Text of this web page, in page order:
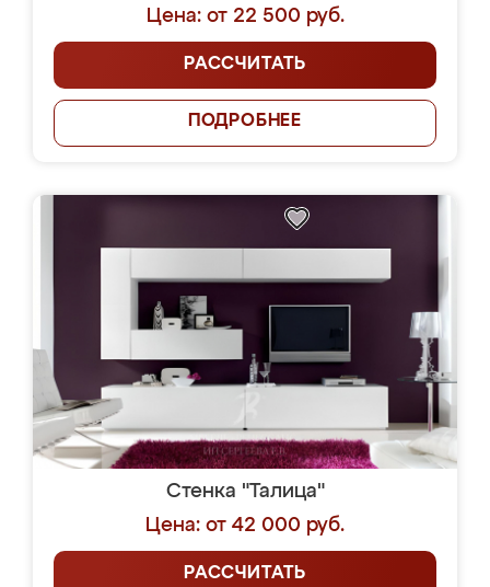
Цена: от 22 500 руб.
РАССЧИТАТЬ
ПОДРОБНЕЕ
Стенка "Талица"
Цена: от 42 000 руб.
РАССЧИТАТЬ